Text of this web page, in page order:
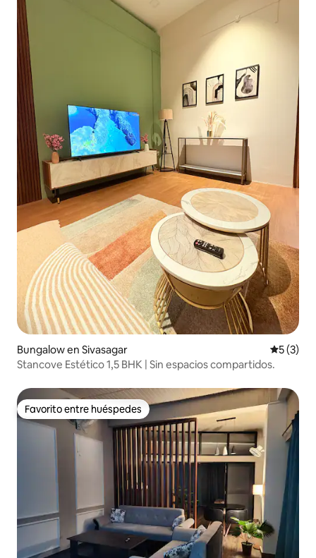
Bungalow en Sivasagar
5 (3)
Stancove Estético 1,5 BHK | Sin espacios compartidos.
Favorito entre huéspedes
Favorito entre huéspedes